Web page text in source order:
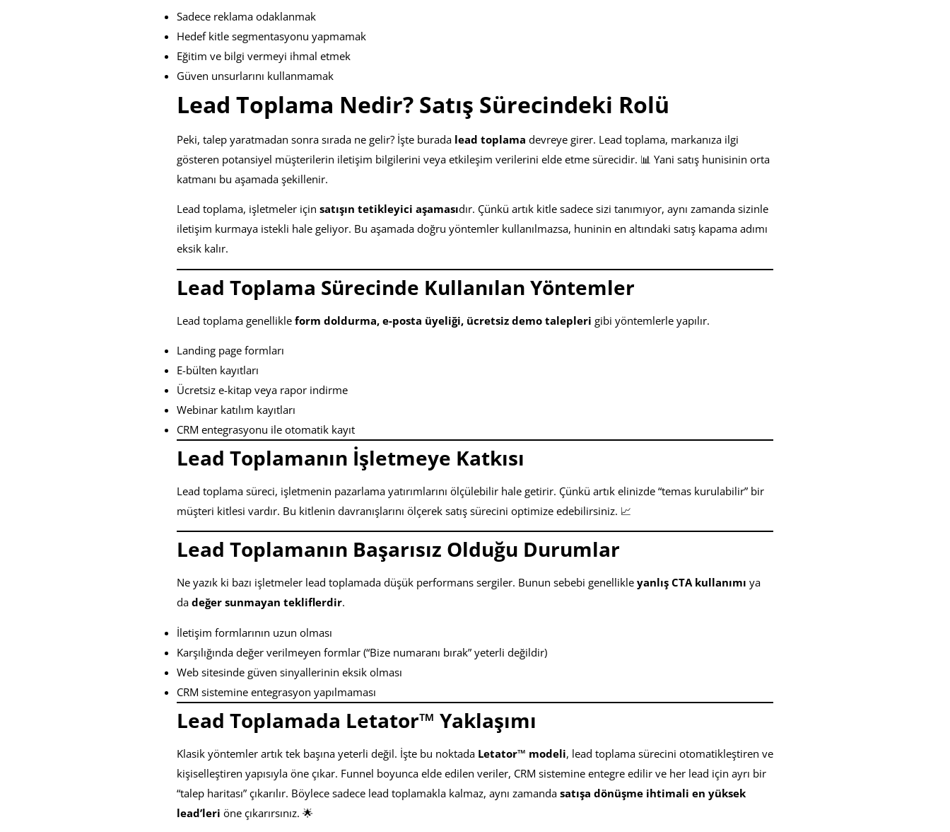
Sadece reklama odaklanmak
Hedef kitle segmentasyonu yapmamak
Eğitim ve bilgi vermeyi ihmal etmek
Güven unsurlarını kullanmamak
Lead Toplama Nedir? Satış Sürecindeki Rolü
Peki, talep yaratmadan sonra sırada ne gelir? İşte burada lead toplama devreye girer. Lead toplama, markanıza ilgi
gösteren potansiyel müşterilerin iletişim bilgilerini veya etkileşim verilerini elde etme sürecidir. 📊 Yani satış hunisinin orta
katmanı bu aşamada şekillenir.
Lead toplama, işletmeler için satışın tetikleyici aşamasıdır. Çünkü artık kitle sadece sizi tanımıyor, aynı zamanda sizinle
iletişim kurmaya istekli hale geliyor. Bu aşamada doğru yöntemler kullanılmazsa, huninin en altındaki satış kapama adımı
eksik kalır.
Lead Toplama Sürecinde Kullanılan Yöntemler
Lead toplama genellikle form doldurma, e-posta üyeliği, ücretsiz demo talepleri gibi yöntemlerle yapılır.
Landing page formları
E-bülten kayıtları
Ücretsiz e-kitap veya rapor indirme
Webinar katılım kayıtları
CRM entegrasyonu ile otomatik kayıt
Lead Toplamanın İşletmeye Katkısı
Lead toplama süreci, işletmenin pazarlama yatırımlarını ölçülebilir hale getirir. Çünkü artık elinizde “temas kurulabilir” bir
müşteri kitlesi vardır. Bu kitlenin davranışlarını ölçerek satış sürecini optimize edebilirsiniz. 📈
Lead Toplamanın Başarısız Olduğu Durumlar
Ne yazık ki bazı işletmeler lead toplamada düşük performans sergiler. Bunun sebebi genellikle yanlış CTA kullanımı ya
da değer sunmayan tekliflerdir.
İletişim formlarının uzun olması
Karşılığında değer verilmeyen formlar (“Bize numaranı bırak” yeterli değildir)
Web sitesinde güven sinyallerinin eksik olması
CRM sistemine entegrasyon yapılmaması
Lead Toplamada Letator™ Yaklaşımı
Klasik yöntemler artık tek başına yeterli değil. İşte bu noktada Letator™ modeli, lead toplama sürecini otomatikleştiren ve
kişiselleştiren yapısıyla öne çıkar. Funnel boyunca elde edilen veriler, CRM sistemine entegre edilir ve her lead için ayrı bir
“talep haritası” çıkarılır. Böylece sadece lead toplamakla kalmaz, aynı zamanda satışa dönüşme ihtimali en yüksek
lead’leri öne çıkarırsınız. 🌟